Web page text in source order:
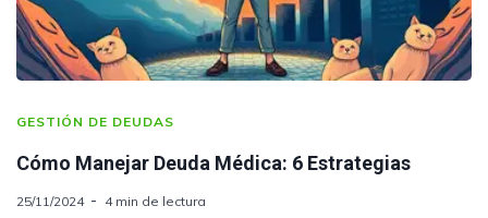
GESTIÓN DE DEUDAS
Cómo Manejar Deuda Médica: 6 Estrategias
25/11/2024 4 min de lectura